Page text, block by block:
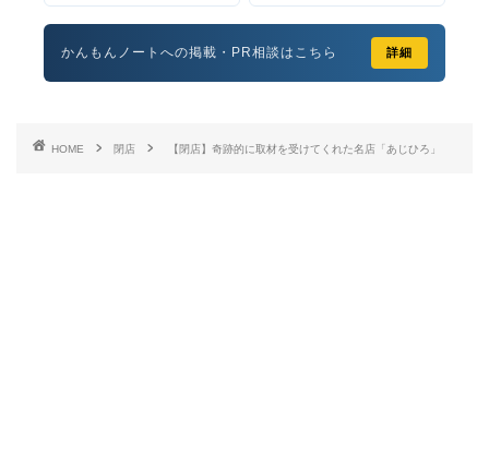
かんもんノートへの掲載・PR相談はこちら 詳細
HOME 閉店 【閉店】奇跡的に取材を受けてくれた名店「あじひろ」